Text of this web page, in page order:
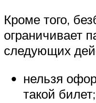
Кроме того,
ограничивает
следующих
нельзя
такой билет;